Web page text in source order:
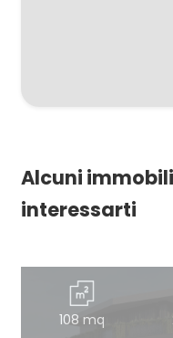
Alcuni
interessarti
108 mq